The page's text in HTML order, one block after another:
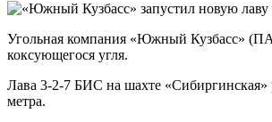
Угольная компания «Южный Кузбасс»
коксующегося угля.
Лава 3-2-7 БИС на шахте «Сибиргинская»
метра.